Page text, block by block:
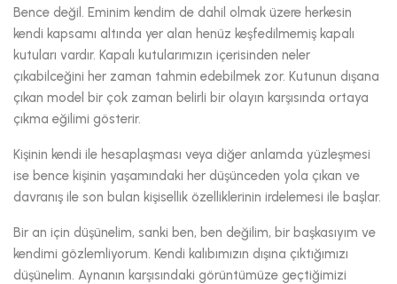
Bence değil. Eminim kendim de dahil olmak üzere herkesin
kendi kapsamı altında yer alan henüz keşfedilmemiş kapalı
kutuları vardır. Kapalı kutularımızın içerisinden neler
çıkabilceğini her zaman tahmin edebilmek zor. Kutunun dışana
çıkan model bir çok zaman belirli bir olayın karşısında ortaya
çıkma eğilimi gösterir.
Kişinin kendi ile hesaplaşması veya diğer anlamda yüzleşmesi
ise bence kişinin yaşamındaki her düşünceden yola çıkan ve
davranış ile son bulan kişisellik özelliklerinin irdelemesi ile başlar.
Bir an için düşünelim, sanki ben, ben değilim, bir başkasıyım ve
kendimi gözlemliyorum. Kendi kalıbımızın dışına çıktığımızı
düşünelim. Aynanın karşısındaki görüntümüze geçtiğimizi